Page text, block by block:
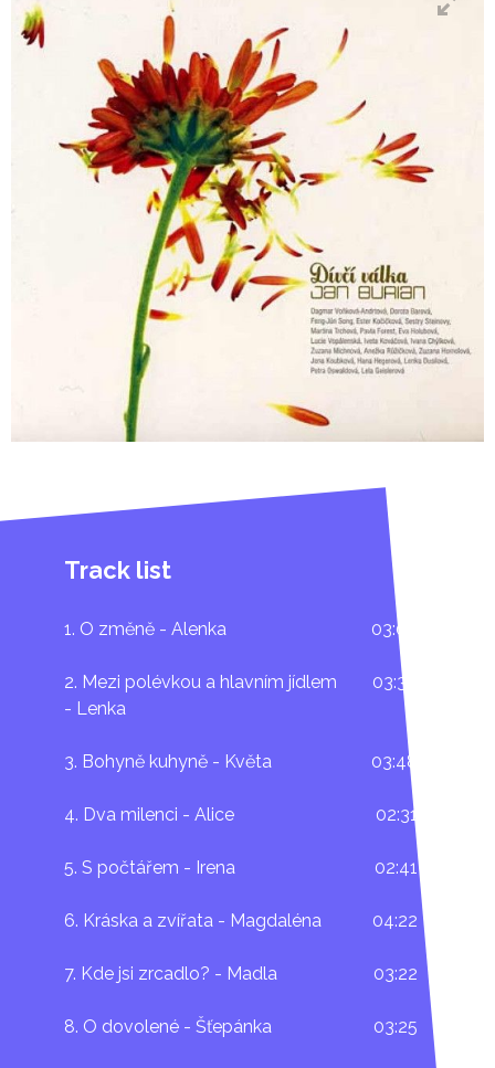
spolupráce: Gregory Finn, Mikoláš Růžička (Envoi),
zvuk: Ondřej Ježek - JAMOR studio, Praha
výtvarník: Dušan Šoltys
Všechny postavy na tomto monotematickém
dvojalbu vznikly v autorově fantazii
a jakákoli podobnost se skutečnými osudy našich
současnic je čistě náhodná.
Track list
1. O změně - Alenka 03:04
2. Mezi polévkou a hlavním jídlem
- Lenka
03:38
3. Bohyně kuhyně - Květa 03:48
4. Dva milenci - Alice 02:31
5. S počtářem - Irena 02:41
6. Kráska a zvířata - Magdaléna 04:22
7. Kde jsi zrcadlo? - Madla 03:22
8. O dovolené - Šťepánka 03:25